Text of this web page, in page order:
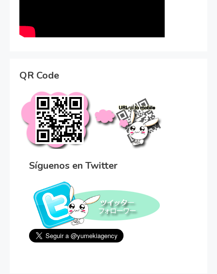
QR Code
Síguenos en Twitter